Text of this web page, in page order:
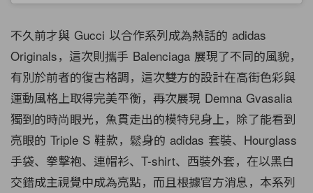
不久前才與 Gucci 以合作系列成為熱話的 adidas
Originals，這次則攜手 Balenciaga 展現了不同的風貌，
有別於前者的復古格調，這次雙方的設計在高街色彩與
運動風格上取得完美平衡，再次展現 Demna Gvasalia
獨到的時尚眼光，魚貫走出的模特兒身上，除了能看到
亮眼的 Triple S 鞋款，鬆身的 adidas 套裝、Hourglass
手袋、拳擊袍、連帽衫、T-shirt、西裝外套，在以黑白
交錯成主視覺中成為亮點，而且根據官方消息，本系列